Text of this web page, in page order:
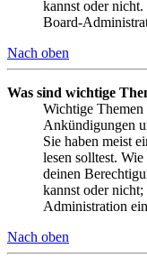
kannst oder
Board-
Nach oben
Was sind wichtige
Wichtige Themen
Ankündigungen
Sie haben meist
lesen solltest.
deinen
kannst oder
Administration
Nach oben